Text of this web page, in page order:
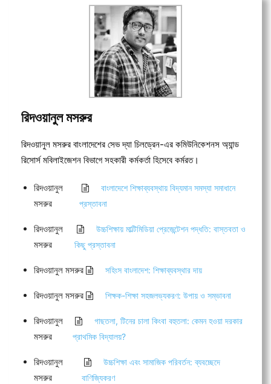
রিদওয়ানুল মসরুর
রিদওয়ানুল মসরুর বাংলাদেশের সেভ দ্যা চিলড্রেন-এর কমিউনিকেশনস অ্যান্ড
রিসোর্স মবিলাইজেশন বিভাগে সহকারী কর্মকর্তা হিসেবে কর্মরত।
রিদওয়ানুল
মসরুর
বাংলাদেশে শিক্ষাব্যবস্থায় বিদ্যমান সমস্যা সমাধানে
প্রস্তাবনা
রিদওয়ানুল
মসরুর
উচ্চশিক্ষায় মাল্টিমিডিয়া প্রেজেন্টেশন পদ্ধতি: বাস্তবতা ও
কিছু প্রস্তাবনা
রিদওয়ানুল মসরুর সহিংস বাংলাদেশ: শিক্ষাব্যবস্থার দায়
রিদওয়ানুল মসরুর শিক্ষক-শিক্ষা সহজলভ্যকরণ: উপায় ও সম্ভাবনা
রিদওয়ানুল
মসরুর
গাছতলা, টিনের চালা কিংবা বহুতলা: কেমন হওয়া দরকার
প্রাথমিক বিদ্যালয়?
রিদওয়ানুল
মসরুর
উচ্চশিক্ষা এবং সামাজিক পরিবর্তন: ব্যবচ্ছেদে
বাণিজ্যিকরণ